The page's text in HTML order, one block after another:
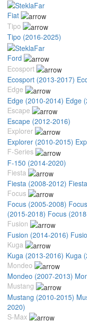
Fiat
Tipo
Tipo (2016-2025)
Ford
Ecosport
Ecosport (2013-2017)
Edge
Edge (2010-2014) Edge
Escape
Escape (2012-2016)
Explorer
Explorer (2010-2015)
F-Series
F-150 (2014-2020)
Fiesta
Fiesta (2008-2012)
Focus
Focus (2005-2008)
(2015-2018) Focus
Fusion
Fusion (2014-2016)
Kuga
Kuga (2013-2016) Kuga
Mondeo
Mondeo (2007-2013)
Mustang
Mustang (2010-2015)
2020)
S-Max